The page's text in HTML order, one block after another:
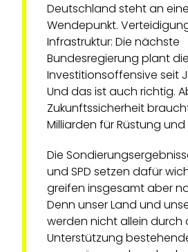
Deutschland steht an
Wendepunkt.
Infrastruktur: Die nächste
Bundesregierung plant
Investitionsoffensive seit
Und das ist auch richtig.
Zukunftssicherheit
Milliarden für Rüstung und
Die
und SPD setzen dafür
greifen insgesamt aber
Denn unser Land und
werden nicht allein durch
Unterstützung